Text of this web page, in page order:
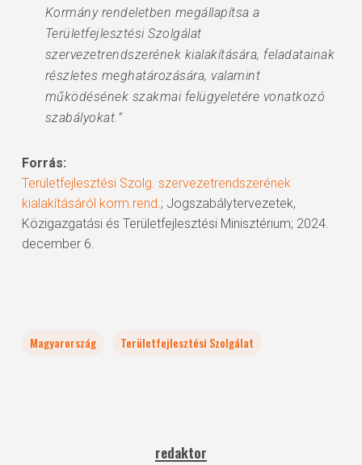
Kormány rendeletben megállapítsa a
Területfejlesztési Szolgálat
szervezetrendszerének kialakítására, feladatainak
részletes meghatározására, valamint
működésének szakmai felügyeletére vonatkozó
szabályokat.”
Forrás:
Területfejlesztési Szolg. szervezetrendszerének
kialakításáról korm.rend.; Jogszabálytervezetek,
Közigazgatási és Területfejlesztési Minisztérium; 2024.
december 6.
Magyarország Területfejlesztési Szolgálat
redaktor